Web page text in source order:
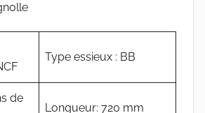
Type essieux : BB
de
Longueur: 720 mm